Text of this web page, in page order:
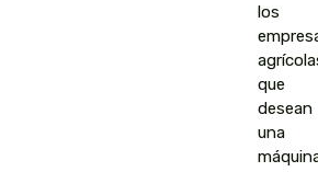
los
que
desean
una